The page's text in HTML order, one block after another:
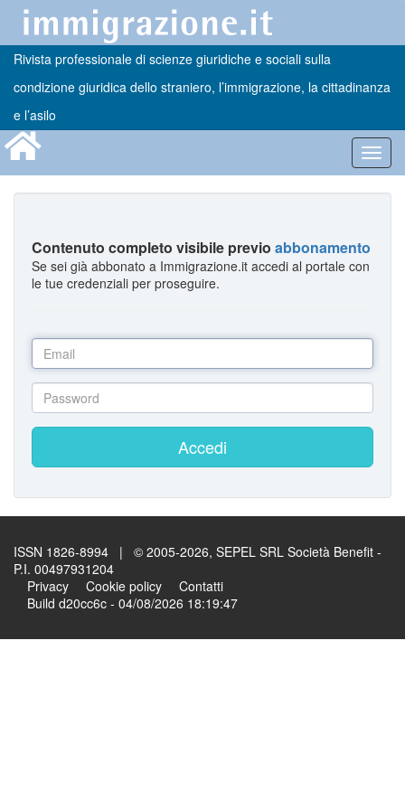
Rivista professionale di scienze giuridiche e sociali sulla
condizione giuridica dello straniero, l’immigrazione, la cittadinanza
e l’asilo
Contenuto completo visibile previo abbonamento
Se sei già abbonato a Immigrazione.it accedi al portale con
le tue credenziali per proseguire.
Accedi
ISSN 1826-8994 | © 2005-2026, SEPEL SRL Società Benefit -
P.I. 00497931204
Privacy
Cookie policy
Contatti
Build d20cc6c - 04/08/2026 18:19:47